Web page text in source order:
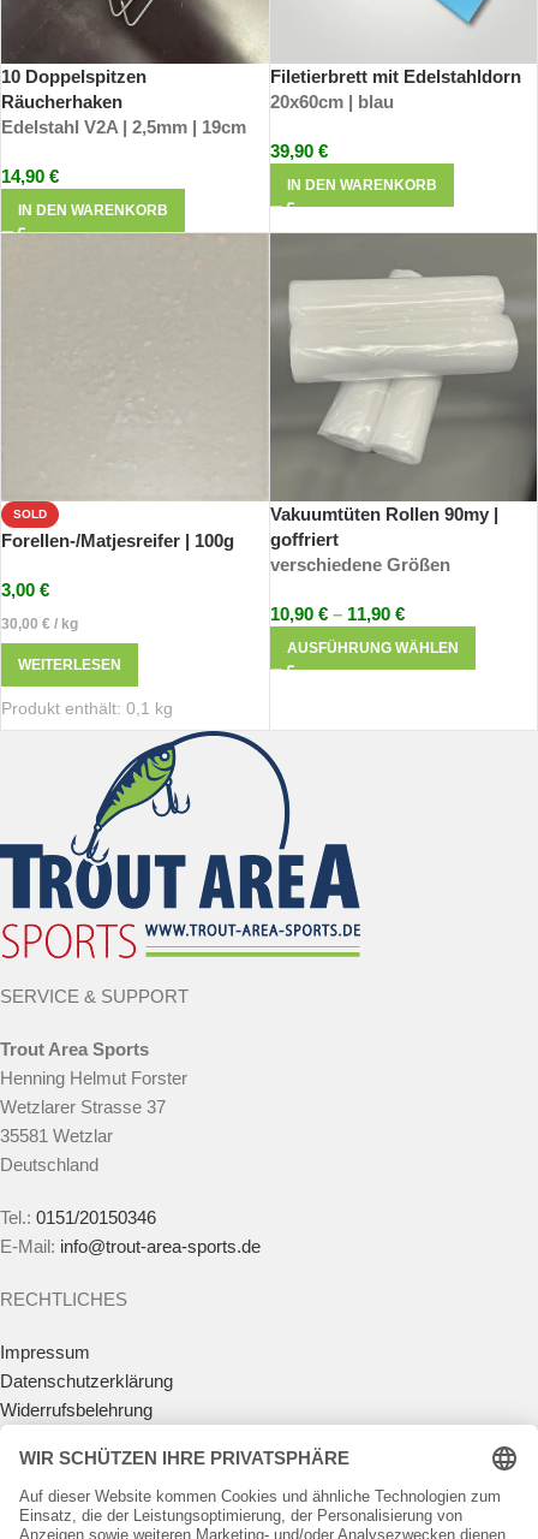
10 Doppelspitzen
Räucherhaken
Edelstahl V2A | 2,5mm | 19cm
14,90 €
IN DEN WARENKORB
Filetierbrett mit Edelstahldorn
20x60cm | blau
39,90 €
IN DEN WARENKORB
SOLD
Forellen-/Matjesreifer | 100g
3,00 €
30,00 € / kg
WEITERLESEN
Produkt enthält: 0,1 kg
Vakuumtüten Rollen 90my |
goffriert
verschiedene Größen
10,90 €– 11,90 €
AUSFÜHRUNG WÄHLEN
SERVICE & SUPPORT
Trout Area Sports
Henning Helmut Forster
Wetzlarer Strasse 37
35581 Wetzlar
Deutschland
Tel.: 0151/20150346
E-Mail: info@trout-area-sports.de
RECHTLICHES
Impressum
Datenschutzerklärung
Widerrufsbelehrung
Allgemeine Geschäftsbedingungen
Zahlungsmöglichkeiten
Versandkosten